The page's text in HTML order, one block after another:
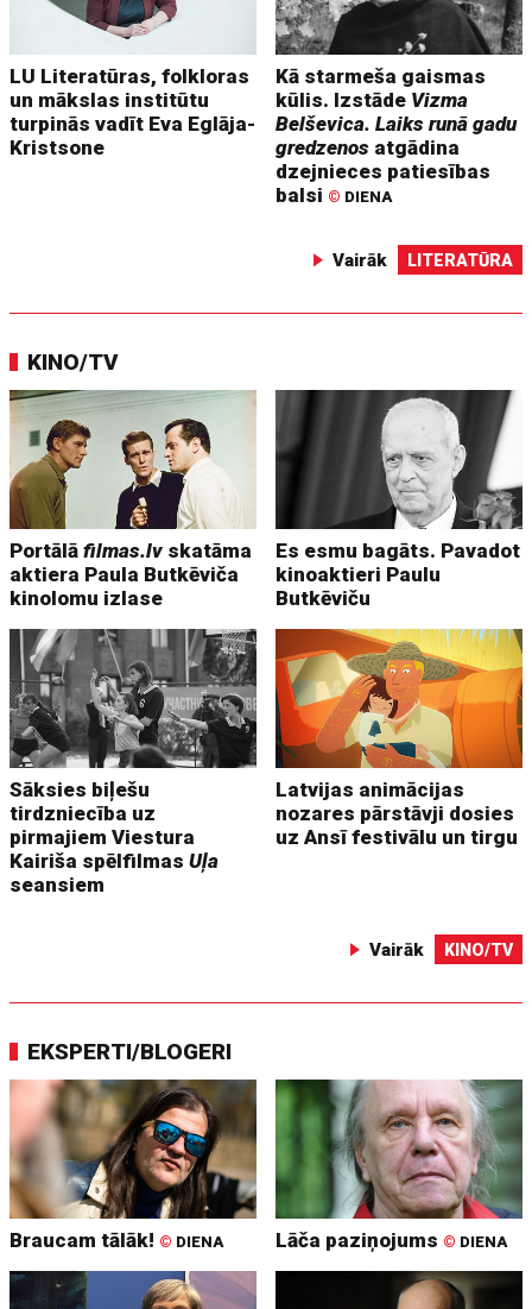
LU Literatūras, folkloras
un mākslas institūtu
turpinās vadīt Eva Eglāja-
Kristsone
Kā starmeša gaismas
kūlis. Izstāde Vizma
Belševica. Laiks runā gadu
gredzenos atgādina
dzejnieces patiesības
balsi © DIENA
Vairāk LITERATŪRA
KINO/TV
Portālāfilmas.lv skatāma
aktiera Paula Butkēviča
kinolomu izlase
Es esmu bagāts. Pavadot
kinoaktieri Paulu
Butkēviču
Sāksies biļešu
tirdzniecība uz
pirmajiem Viestura
Kairiša spēlfilmasUļa
seansiem
Latvijas animācijas
nozares pārstāvji dosies
uz Ansī festivālu un tirgu
Vairāk KINO/TV
EKSPERTI/BLOGERI
Braucam tālāk! © DIENA Lāča paziņojums © DIENA